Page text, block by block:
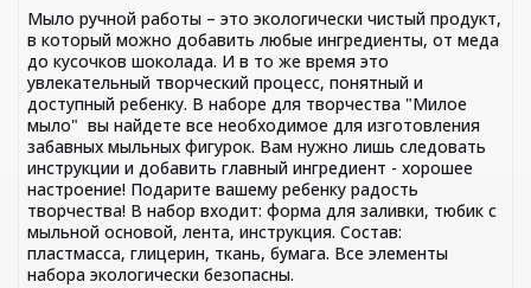
Мыло ручной работы – это экологически чистый продукт,
в который можно добавить любые ингредиенты, от меда
до кусочков шоколада. И в то же время это
увлекательный творческий процесс, понятный и
доступный ребенку. В наборе для творчества "Милое
мыло" вы найдете все необходимое для изготовления
забавных мыльных фигурок. Вам нужно лишь следовать
инструкции и добавить главный ингредиент - хорошее
настроение! Подарите вашему ребенку радость
творчества! В набор входит: форма для заливки, тюбик с
мыльной основой, лента, инструкция. Состав:
пластмасса, глицерин, ткань, бумага. Все элементы
набора экологически безопасны.